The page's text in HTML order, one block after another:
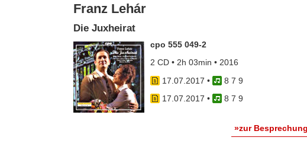
Franz Lehár
Die Juxheirat
cpo 555 049-2
2 CD • 2h 03min • 2016
17.07.2017 •
8 7 9
17.07.2017 • 8 7 9
»zur